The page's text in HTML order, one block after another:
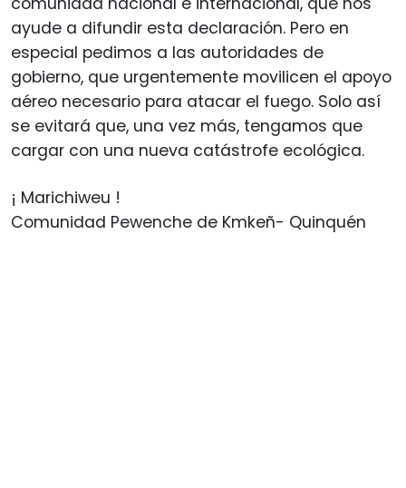
ayude a difundir esta declaración. Pero en
especial pedimos a las autoridades de
gobierno, que urgentemente movilicen el apoyo
aéreo necesario para atacar el fuego. Solo así
se evitará que, una vez más, tengamos que
cargar con una nueva catástrofe ecológica.
¡ Marichiweu !
Comunidad Pewenche de Kmkeñ- Quinquén